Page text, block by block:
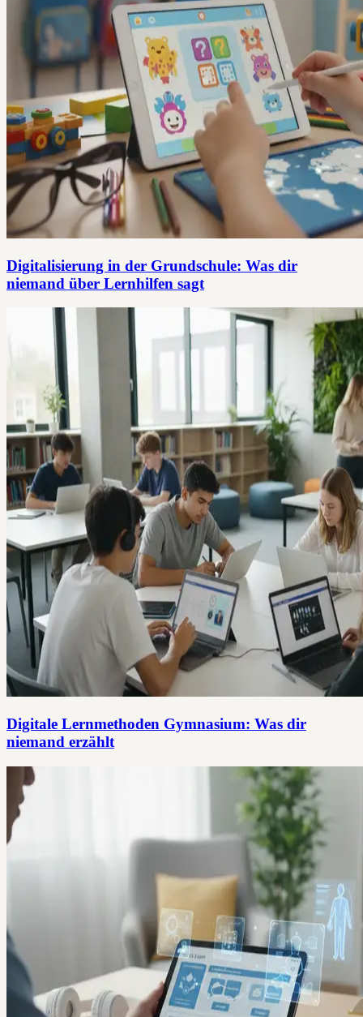
Digitalisierung in der Grundschule: Was dir
niemand über Lernhilfen sagt
Digitale Lernmethoden Gymnasium: Was dir
niemand erzählt